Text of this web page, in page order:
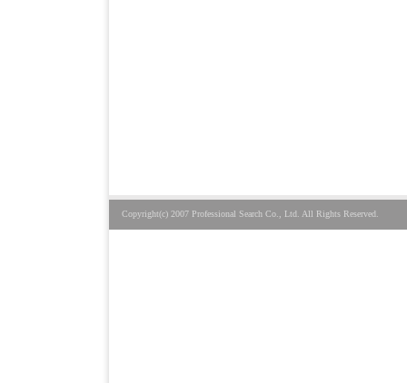
Copyright(c) 2007 Professional Search Co., Ltd. All Rights Reserved.